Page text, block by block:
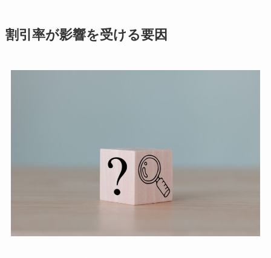
割引率が影響を受ける要因